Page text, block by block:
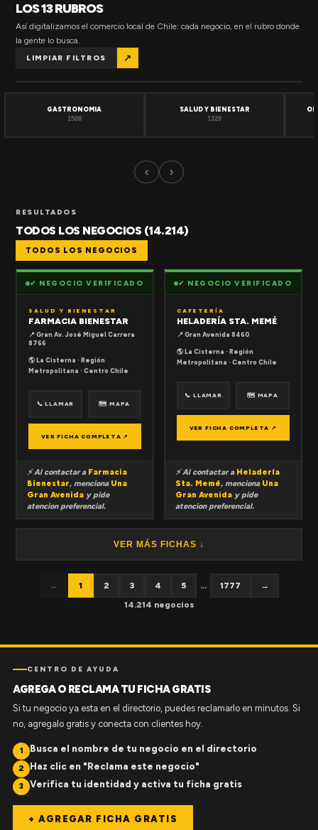
LOS 13 RUBROS
Así digitalizamos el comercio local de Chile: cada negocio, en el rubro donde
la gente lo busca.
LIMPIAR FILTROS ↗
GASTRONOMIA
1508
SALUD Y BIENESTAR
1320
‹ ›
RESULTADOS
TODOS LOS NEGOCIOS (14.214)
TODOS LOS NEGOCIOS
✔ NEGOCIO VERIFICADO
SALUD Y BIENESTAR
FARMACIA BIENESTAR
📍 Gran Av. José Miguel Carrera
8766
🌎 La Cisterna · Región
Metropolitana · Centro Chile
📞 LLAMAR 🗺 MAPA
VER FICHA COMPLETA ↗
⚡ Al contactar a Farmacia
Bienestar, menciona Una
Gran Avenida y pide
atencion preferencial.
✔ NEGOCIO VERIFICADO
CAFETERÍA
HELADERÍA STA. MEMÉ
📍 Gran Avenida 8460
🌎 La Cisterna · Región
Metropolitana · Centro Chile
📞 LLAMAR 🗺 MAPA
VER FICHA COMPLETA ↗
⚡ Al contactar a Heladería
Sta. Memé, menciona Una
Gran Avenida y pide
atencion preferencial.
VER MÁS FICHAS ↓
← 1 2 3 4 5 ... 1777
→
14.214 negocios
CENTRO DE AYUDA
AGREGA O RECLAMA TU FICHA GRATIS
Si tu negocio ya esta en el directorio, puedes reclamarlo en minutos. Si
no, agregalo gratis y conecta con clientes hoy.
1 Busca el nombre de tu negocio en el directorio
2 Haz clic en "Reclama este negocio"
3 Verifica tu identidad y activa tu ficha gratis
+ AGREGAR FICHA GRATIS